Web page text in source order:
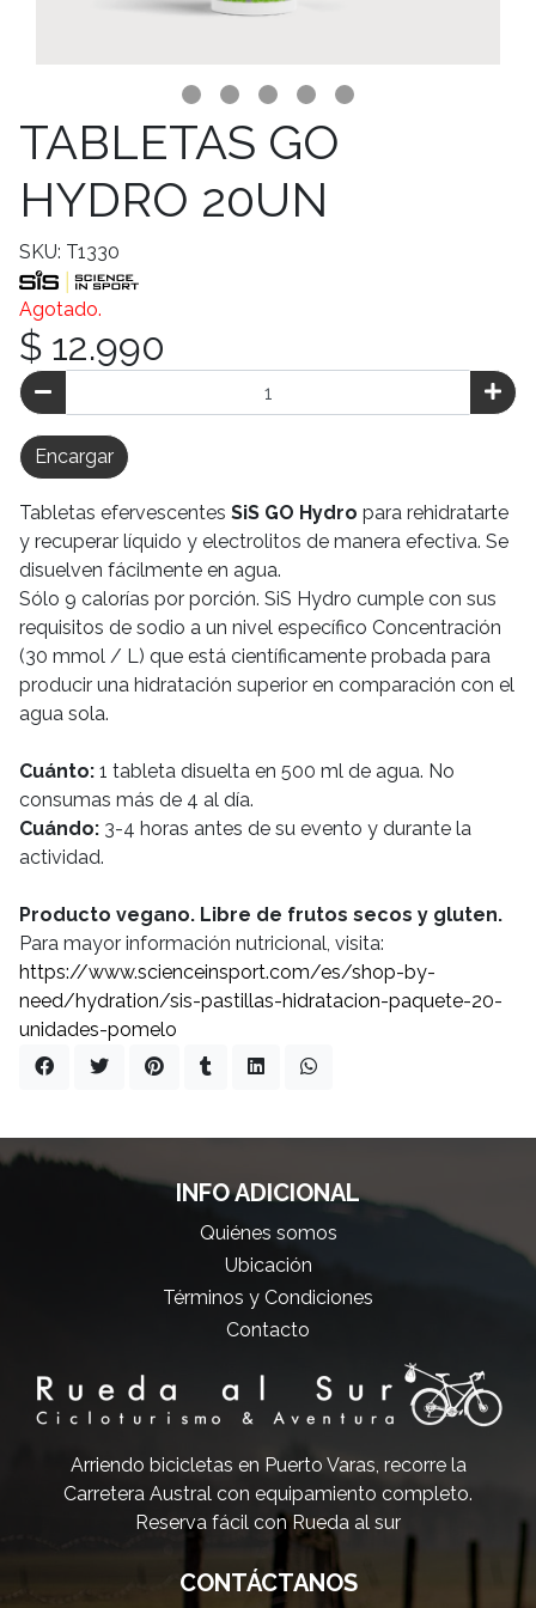
TABLETAS GO
HYDRO 20UN
SKU: T1330
Agotado.
$ 12.990
Encargar
Tabletas efervescentes SiS GO Hydro para rehidratarte
y recuperar líquido y electrolitos de manera efectiva. Se
disuelven fácilmente en agua.
Sólo 9 calorías por porción. SiS Hydro cumple con sus
requisitos de sodio a un nivel específico Concentración
(30 mmol / L) que está científicamente probada para
producir una hidratación superior en comparación con el
agua sola.
Cuánto: 1 tableta disuelta en 500 ml de agua. No
consumas más de 4 al día.
Cuándo: 3-4 horas antes de su evento y durante la
actividad.
Producto vegano. Libre de frutos secos y gluten.
Para mayor información nutricional, visita:
https://www.scienceinsport.com/es/shop-by-
need/hydration/sis-pastillas-hidratacion-paquete-20-
unidades-pomelo
INFO ADICIONAL
Quiénes somos
Ubicación
Términos y Condiciones
Contacto
Arriendo bicicletas en Puerto Varas, recorre la
Carretera Austral con equipamiento completo.
Reserva fácil con Rueda al sur
CONTÁCTANOS